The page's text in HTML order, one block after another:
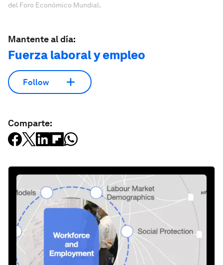
del Foro Económico Mundial.
Mantente al día:
Fuerza laboral y empleo
Follow
Comparte: